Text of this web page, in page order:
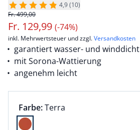
4,9 (10)
Fr. 499,00
Fr. 129,99 (-74%)
inkl. Mehrwertsteuer und zzgl.Versandkosten
garantiert wasser- und winddicht
mit Sorona-Wattierung
angenehm leicht
Farbauswahl:
Farbe:aktuell ausgewählt:
Terra
Farbe Terra ausgewählt